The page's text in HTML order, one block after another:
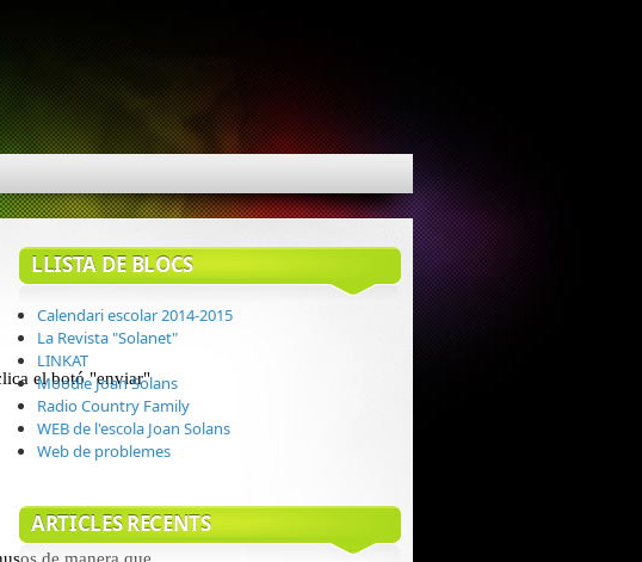
LLISTA DE BLOCS
Calendari escolar 2014-2015
La Revista "Solanet"
LINKAT
Moodle Joan Solans
Radio Country Family
WEB de l'escola Joan Solans
Web de problemes
ARTICLES RECENTS